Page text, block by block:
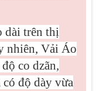
dài trên thị
nhiên, Vải Áo
co dzãn,
độ dày vừa